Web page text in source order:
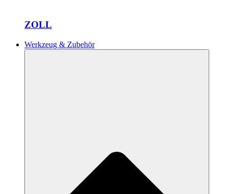
ZOLL
Werkzeug & Zubehör